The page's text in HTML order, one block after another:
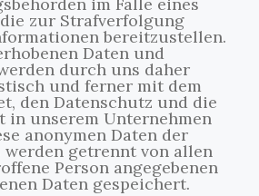
im Falle eines
zur Strafverfolgung
bereitzustellen.
Daten und
durch uns daher
und ferner mit dem
den Datenschutz und die
in unserem Unternehmen
anonymen Daten der
getrennt von allen
Person angegebenen
Daten gespeichert.